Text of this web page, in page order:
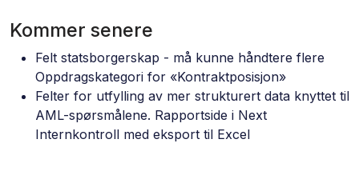
Kommer senere
Felt statsborgerskap - må kunne håndtere flere
Oppdragskategori for «Kontraktposisjon»
Felter for utfylling av mer strukturert data knyttet til
AML-spørsmålene. Rapportside i Next
Internkontroll med eksport til Excel